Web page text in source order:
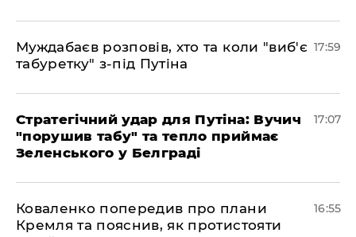
Муждабаєв розповів, хто та коли "виб'є
табуретку" з-під Путіна
17:59
Стратегічний удар для Путіна: Вучич
"порушив табу" та тепло приймає
Зеленського у Белграді
17:07
Коваленко попередив про плани
Кремля та пояснив, як протистояти
16:55